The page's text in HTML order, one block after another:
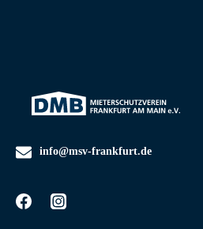
info@msv-frankfurt.de